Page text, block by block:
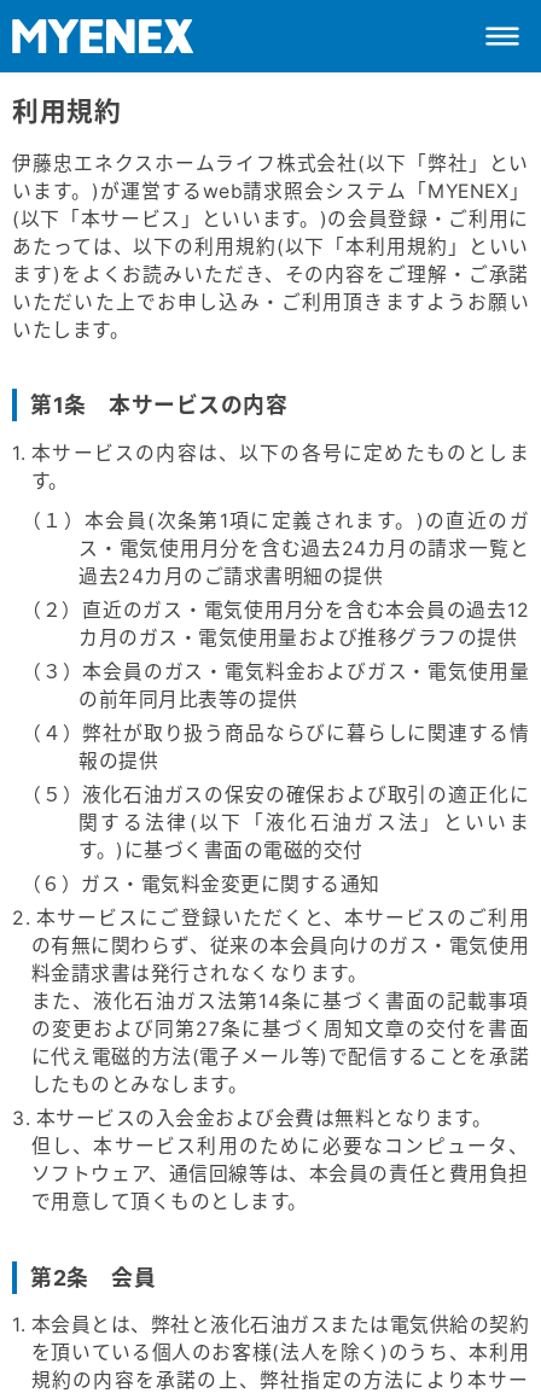
利用規約
伊藤忠エネクスホームライフ株式会社(以下「弊社」とい
います。)が運営するweb請求照会システム「MYENEX」
(以下「本サービス」といいます。)の会員登録・ご利用に
あたっては、以下の利用規約(以下「本利用規約」といい
ます)をよくお読みいただき、その内容をご理解・ご承諾
いただいた上でお申し込み・ご利用頂きますようお願い
いたします。
第1条 本サービスの内容
1. 本サービスの内容は、以下の各号に定めたものとしま
す。
（１）本会員(次条第1項に定義されます。)の直近のガ
ス・電気使用月分を含む過去24カ月の請求一覧と
過去24カ月のご請求書明細の提供
（２）直近のガス・電気使用月分を含む本会員の過去12
カ月のガス・電気使用量および推移グラフの提供
（３）本会員のガス・電気料金およびガス・電気使用量
の前年同月比表等の提供
（４）弊社が取り扱う商品ならびに暮らしに関連する情
報の提供
（５）液化石油ガスの保安の確保および取引の適正化に
関する法律(以下「液化石油ガス法」といいま
す。)に基づく書面の電磁的交付
（６）ガス・電気料金変更に関する通知
2. 本サービスにご登録いただくと、本サービスのご利用
の有無に関わらず、従来の本会員向けのガス・電気使用
料金請求書は発行されなくなります。
また、液化石油ガス法第14条に基づく書面の記載事項
の変更および同第27条に基づく周知文章の交付を書面
に代え電磁的方法(電子メール等)で配信することを承諾
したものとみなします。
3. 本サービスの入会金および会費は無料となります。
但し、本サービス利用のために必要なコンピュータ、
ソフトウェア、通信回線等は、本会員の責任と費用負担
で用意して頂くものとします。
第2条 会員
1. 本会員とは、弊社と液化石油ガスまたは電気供給の契約
を頂いている個人のお客様(法人を除く)のうち、本利用
規約の内容を承諾の上、弊社指定の方法により本サー